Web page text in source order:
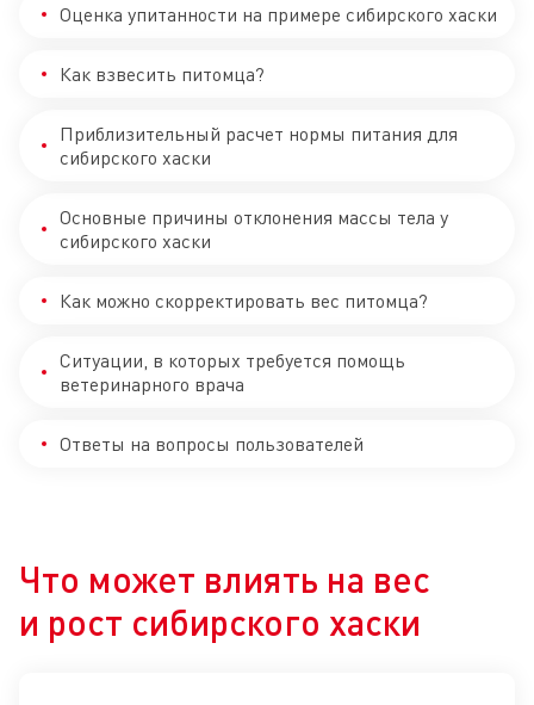
Оценка упитанности на примере сибирского хаски
Как взвесить питомца?
Приблизительный расчет нормы питания для
сибирского хаски
Основные причины отклонения массы тела у
сибирского хаски
Как можно скорректировать вес питомца?
Ситуации, в которых требуется помощь
ветеринарного врача
Ответы на вопросы пользователей
Что может влиять на вес
и рост сибирского хаски